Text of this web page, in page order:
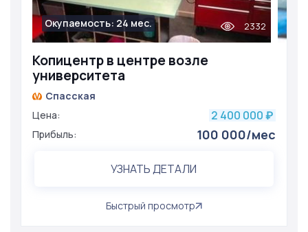
Копицентр в центре возле
университета
Окупаемость: 24 мес. 2332
Спасская
Цена:
2 400 000 ₽
Прибыль: 100 000/мес
УЗНАТЬ ДЕТАЛИ
Быстрый просмотр